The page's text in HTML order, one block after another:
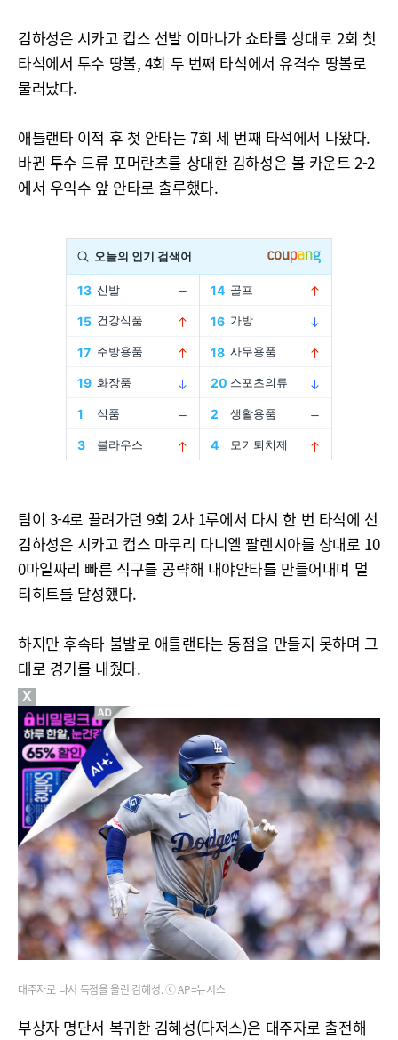
김하성은 시카고 컵스 선발 이마나가 쇼타를 상대로 2회 첫
타석에서 투수 땅볼, 4회 두 번째 타석에서 유격수 땅볼로
물러났다.
애틀랜타 이적 후 첫 안타는 7회 세 번째 타석에서 나왔다.
바뀐 투수 드류 포머란츠를 상대한 김하성은 볼 카운트 2-2
에서 우익수 앞 안타로 출루했다.
팀이 3-4로 끌려가던 9회 2사 1루에서 다시 한 번 타석에 선
김하성은 시카고 컵스 마무리 다니엘 팔렌시아를 상대로 10
0마일짜리 빠른 직구를 공략해 내야안타를 만들어내며 멀
티히트를 달성했다.
하지만 후속타 불발로 애틀랜타는 동점을 만들지 못하며 그
대로 경기를 내줬다.
대주자로 나서 득점을 올린 김혜성. ⓒ AP=뉴시스
부상자 명단서 복귀한 김혜성(다저스)은 대주자로 출전해
X